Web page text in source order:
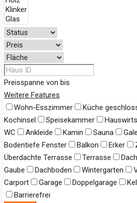
Preisspanne von bis
Weitere Features
Wohn-Esszimmer
Küche
Kochinsel
Speisekammer
WC
Ankleide Kamin Sauna
Bodentiefe Fenster
Balkon Erker
Überdachte Terrasse
Terrasse
Gaube
Dachboden Wintergarten
Carport
Garage Doppelgarage
Barrierefrei